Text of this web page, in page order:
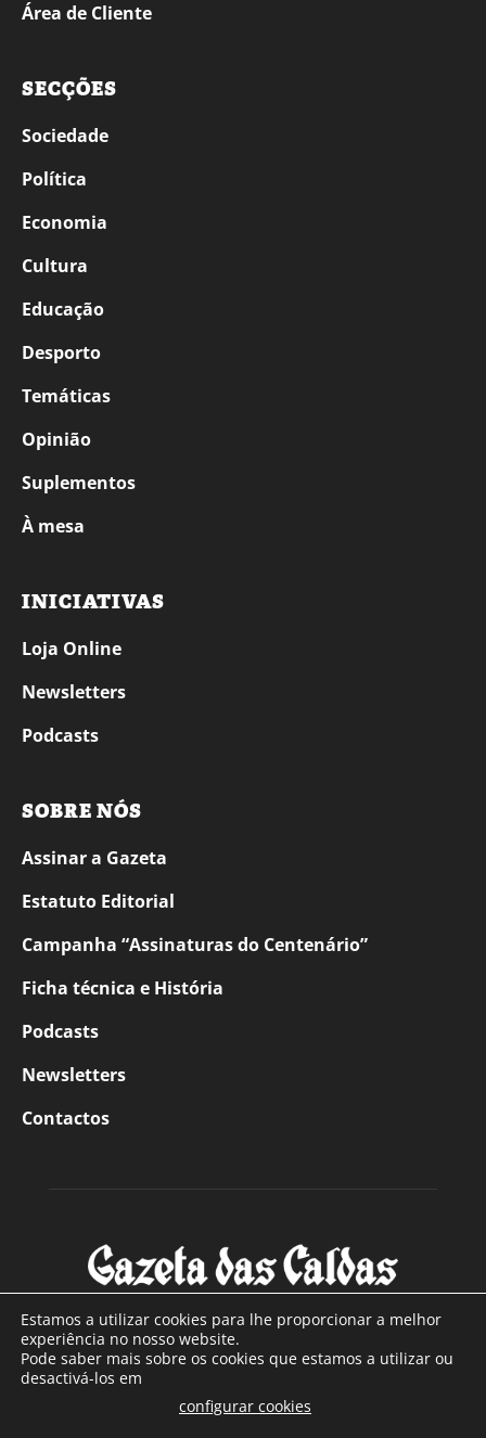
Área de Cliente
SECÇÕES
Sociedade
Política
Economia
Cultura
Educação
Desporto
Temáticas
Opinião
Suplementos
À mesa
INICIATIVAS
Loja Online
Newsletters
Podcasts
SOBRE NÓS
Assinar a Gazeta
Estatuto Editorial
Campanha “Assinaturas do Centenário”
Ficha técnica e História
Podcasts
Newsletters
Contactos
SOBRE NÓS
Com sede nas Caldas da Rainha e mais de 90 anos de
Estamos a utilizar cookies para lhe proporcionar a melhor
experiência no nosso website.
Pode saber mais sobre os cookies que estamos a utilizar ou
desactivá-los em
configurar cookies